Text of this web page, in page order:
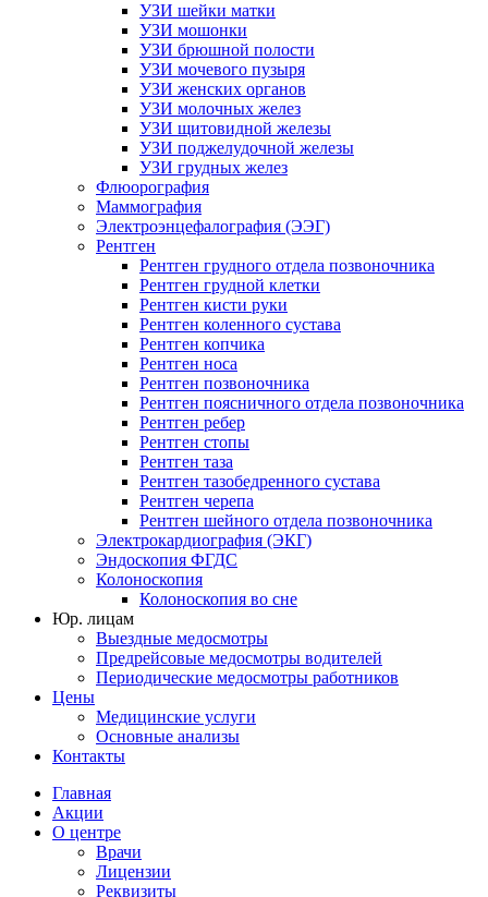
УЗИ шейки матки
УЗИ мошонки
УЗИ брюшной полости
УЗИ мочевого пузыря
УЗИ женских органов
УЗИ молочных желез
УЗИ щитовидной железы
УЗИ поджелудочной железы
УЗИ грудных желез
Флюорография
Маммография
Электроэнцефалография (ЭЭГ)
Рентген
Рентген грудного отдела позвоночника
Рентген грудной клетки
Рентген кисти руки
Рентген коленного сустава
Рентген копчика
Рентген носа
Рентген позвоночника
Рентген поясничного отдела позвоночника
Рентген ребер
Рентген стопы
Рентген таза
Рентген тазобедренного сустава
Рентген черепа
Рентген шейного отдела позвоночника
Электрокардиография (ЭКГ)
Эндоскопия ФГДС
Колоноскопия
Колоноскопия во сне
Юр. лицам
Выездные медосмотры
Предрейсовые медосмотры водителей
Периодические медосмотры работников
Цены
Медицинские услуги
Основные анализы
Контакты
Главная
Акции
О центре
Врачи
Лицензии
Реквизиты